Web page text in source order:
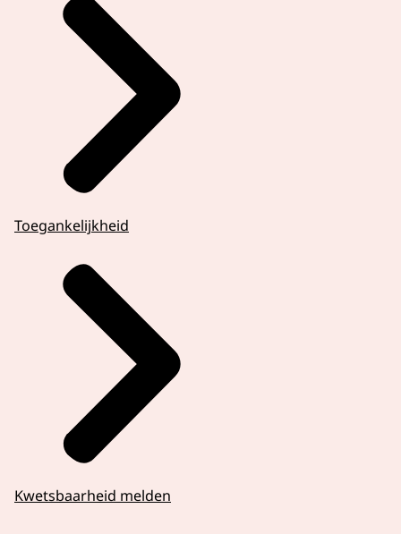
Toegankelijkheid
Kwetsbaarheid melden